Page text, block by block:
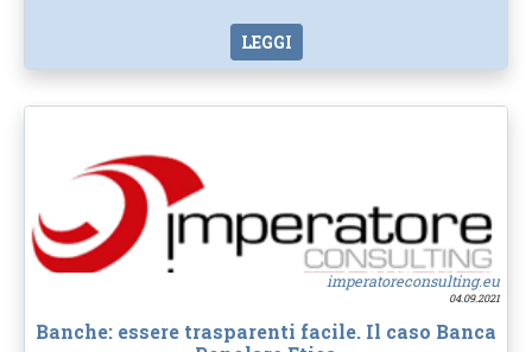
LEGGI
imperatoreconsulting.eu
04.09.2021
Banche: essere trasparenti facile. Il caso Banca